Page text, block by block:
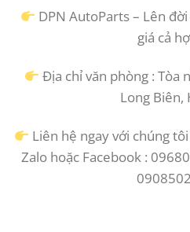
DPN AutoParts – Lên
giá cả
Địa chỉ văn phòng : Tòa
Long Biên,
Liên hệ ngay với chúng
Zalo hoặc Facebook :